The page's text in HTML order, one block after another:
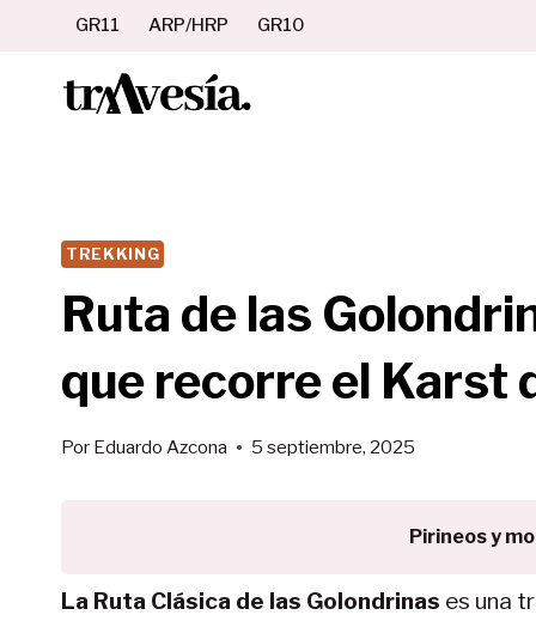
contenido
GR11 ARP/HRP GR10
TREKKING
Ruta de las
que recorre el Karst
Por Eduardo Azcona 5 septiembre, 2025
Pirineos y
La Ruta Clásica de las Golondrinas es una